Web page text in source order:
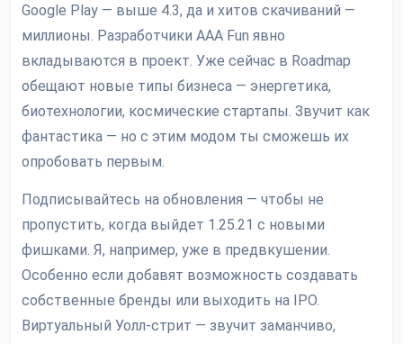
Google Play — выше 4.3, да и хитов скачиваний —
миллионы. Разработчики AAA Fun явно
вкладываются в проект. Уже сейчас в Roadmap
обещают новые типы бизнеса — энергетика,
биотехнологии, космические стартапы. Звучит как
фантастика — но с этим модом ты сможешь их
опробовать первым.
Подписывайтесь на обновления — чтобы не
пропустить, когда выйдет 1.25.21 с новыми
фишками. Я, например, уже в предвкушении.
Особенно если добавят возможность создавать
собственные бренды или выходить на IPO.
Виртуальный Уолл-стрит — звучит заманчиво,